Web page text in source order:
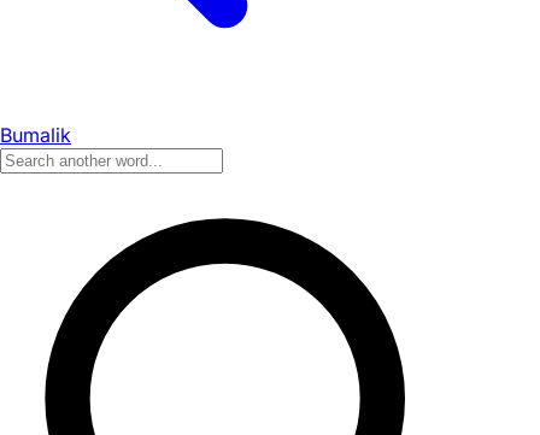
Bumalik